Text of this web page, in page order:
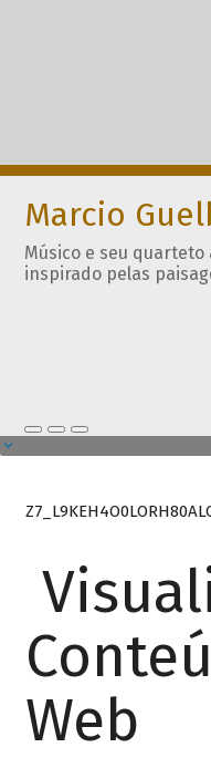
Marcio
Músico e seu
inspirado pelas
Web